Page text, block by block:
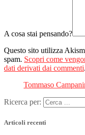
A cosa stai pensando?
Questo sito utilizza
spam. Scopri come
dati derivati dai commenti.
Tommaso
Ricerca per:
Articoli recenti